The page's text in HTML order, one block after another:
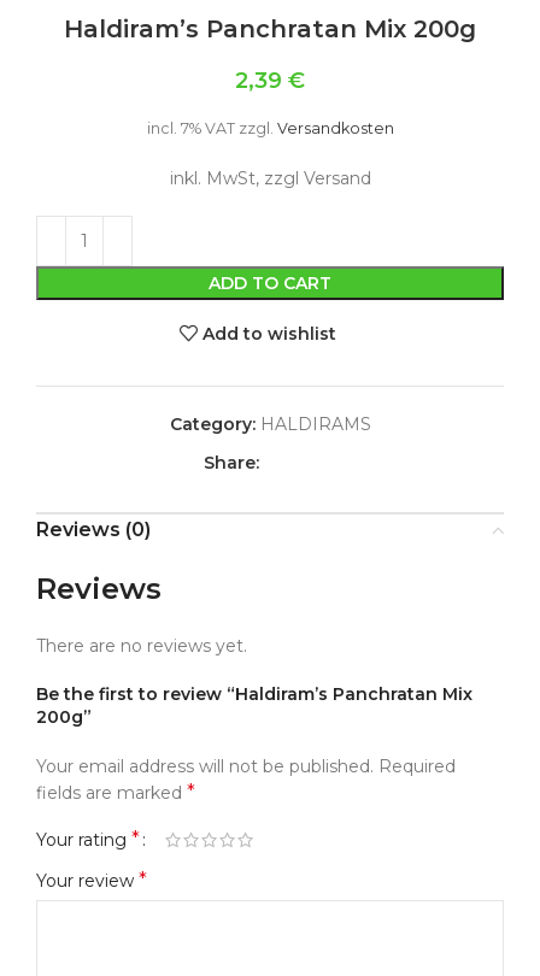
Haldiram’s Panchratan Mix 200g
2,39 €
incl. 7% VAT zzgl. Versandkosten
inkl. MwSt, zzgl Versand
ADD TO CART
Add to wishlist
Category: HALDIRAMS
Share:
Reviews (0)
Reviews
There are no reviews yet.
Be the first to review “Haldiram’s Panchratan Mix
200g”
Your email address will not be published. Required
fields are marked *
Your rating *
Your review *